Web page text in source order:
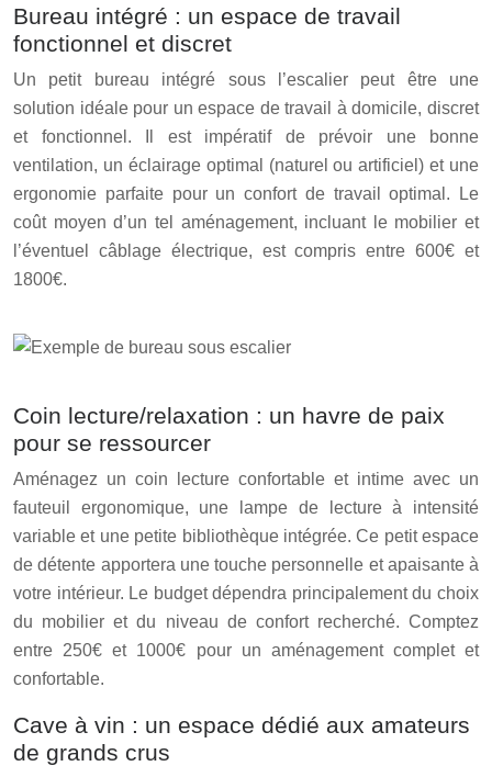
Bureau intégré : un espace de travail
fonctionnel et discret
Un petit bureau intégré sous l’escalier peut être une
solution idéale pour un espace de travail à domicile, discret
et fonctionnel. Il est impératif de prévoir une bonne
ventilation, un éclairage optimal (naturel ou artificiel) et une
ergonomie parfaite pour un confort de travail optimal. Le
coût moyen d’un tel aménagement, incluant le mobilier et
l’éventuel câblage électrique, est compris entre 600€ et
1800€.
Coin lecture/relaxation : un havre de paix
pour se ressourcer
Aménagez un coin lecture confortable et intime avec un
fauteuil ergonomique, une lampe de lecture à intensité
variable et une petite bibliothèque intégrée. Ce petit espace
de détente apportera une touche personnelle et apaisante à
votre intérieur. Le budget dépendra principalement du choix
du mobilier et du niveau de confort recherché. Comptez
entre 250€ et 1000€ pour un aménagement complet et
confortable.
Cave à vin : un espace dédié aux amateurs
de grands crus